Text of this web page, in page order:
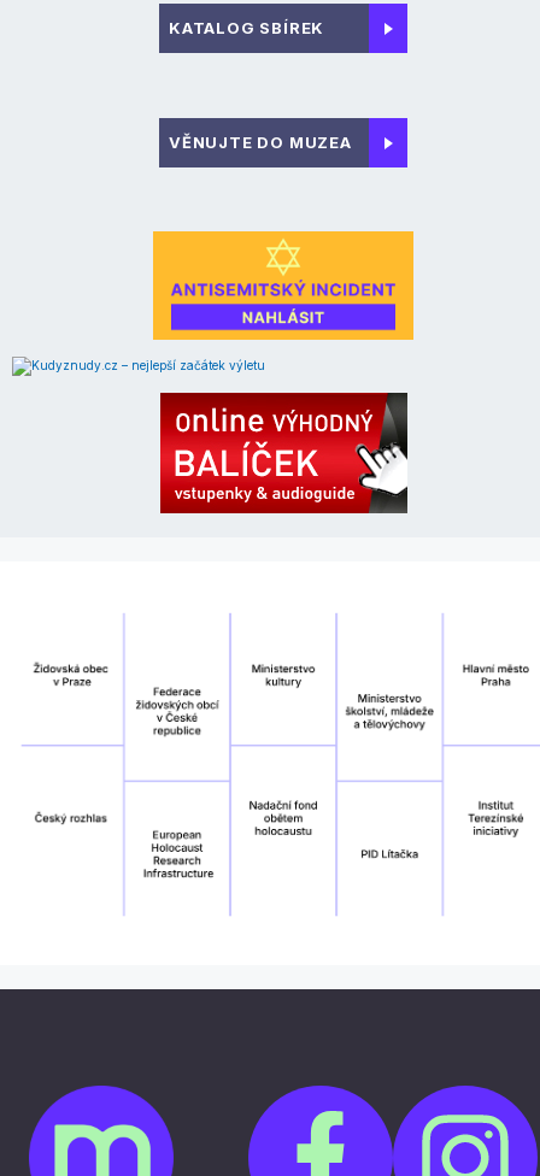
KATALOG SBÍREK
VĚNUJTE DO MUZEA